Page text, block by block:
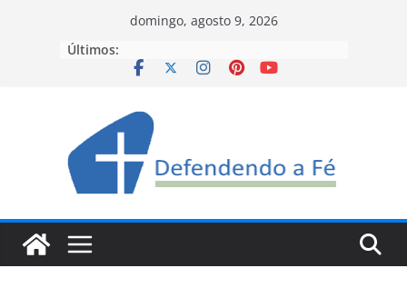
domingo, agosto 9, 2026
Últimos: